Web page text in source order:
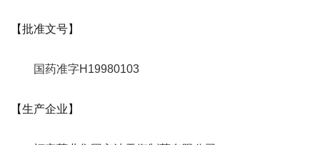
【批准文号】
国药准字H19980103
【生产企业】